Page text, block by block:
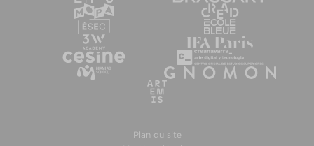
Plan du site